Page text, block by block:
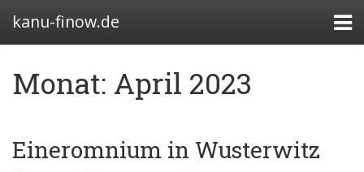
kanu-finow.de
Monat: April 2023
Eineromnium in Wusterwitz